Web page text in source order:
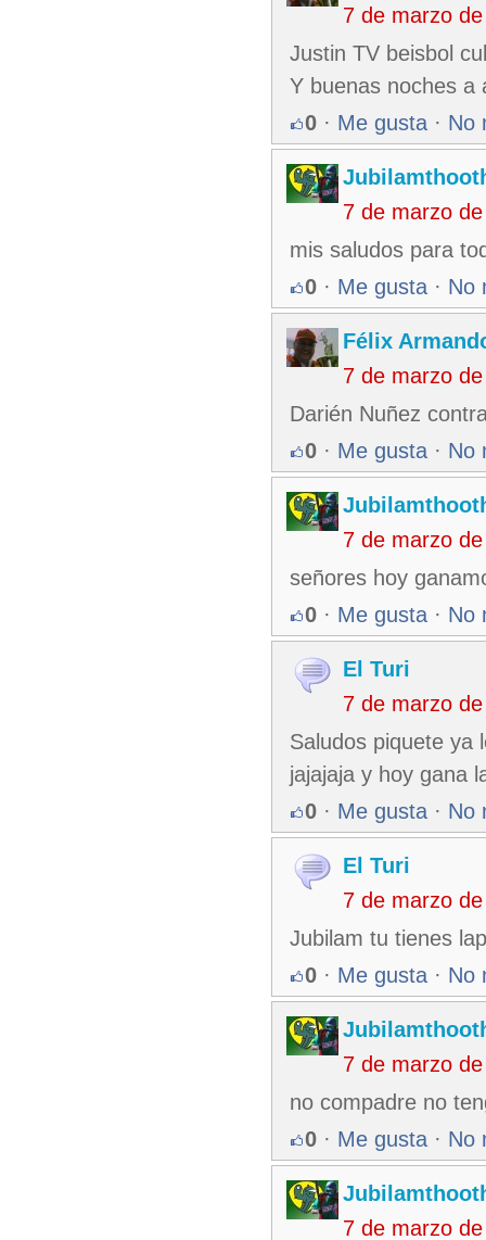
7 de marzo
Justin TV beisbol
Y buenas noches a
0 · Me gusta · No
7 de marzo
mis saludos para
0 · Me gusta · No
Félix
7 de marzo
Darién Nuñez
0 · Me gusta · No
7 de marzo
señores hoy
0 · Me gusta · No
El Turi
7 de marzo
Saludos piquete ya
jajajaja y hoy gana
0 · Me gusta · No
El Turi
7 de marzo
Jubilam tu tienes
0 · Me gusta · No
7 de marzo
no compadre no
0 · Me gusta · No
7 de marzo